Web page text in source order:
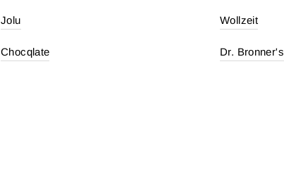
Jolu Wollzeit
Chocqlate Dr. Bronner's